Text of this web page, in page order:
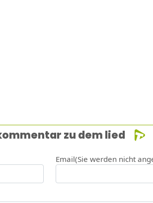
zu dem lied
Email(Sie werden nicht